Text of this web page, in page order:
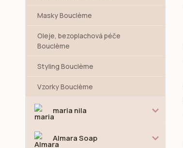
Masky Bouclème
Oleje, bezoplachová péče
Bouclème
Styling Bouclème
Vzorky Bouclème
maria nila
Almara Soap